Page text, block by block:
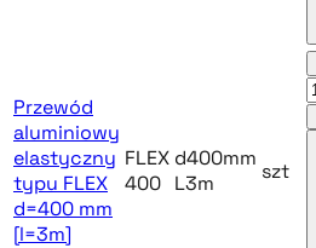
Przewód
aluminiowy
elastyczny
typu FLEX
d=400 mm
[l=3m]
FLEX
400
d400mm
L3m
szt